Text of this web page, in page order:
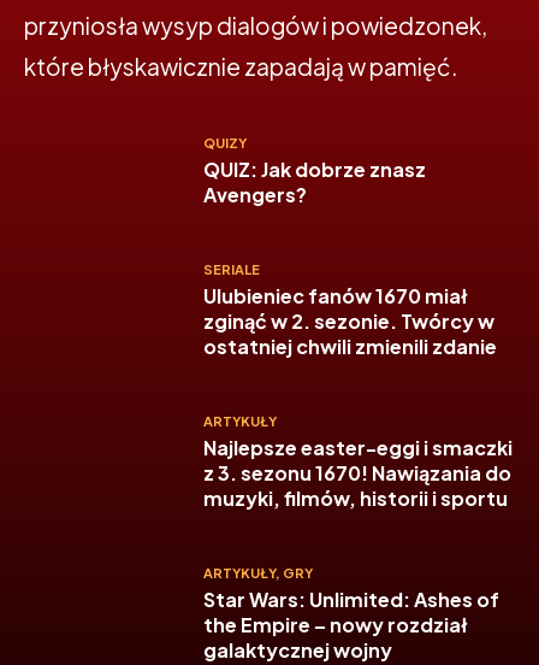
przyniosła wysyp dialogów i powiedzonek,
które błyskawicznie zapadają w pamięć.
QUIZY
QUIZ: Jak dobrze znasz
Avengers?
SERIALE
Ulubieniec fanów 1670 miał
zginąć w 2. sezonie. Twórcy w
ostatniej chwili zmienili zdanie
ARTYKUŁY
Najlepsze easter-eggi i smaczki
z 3. sezonu 1670! Nawiązania do
muzyki, filmów, historii i sportu
ARTYKUŁY, GRY
Star Wars: Unlimited: Ashes of
the Empire – nowy rozdział
galaktycznej wojny